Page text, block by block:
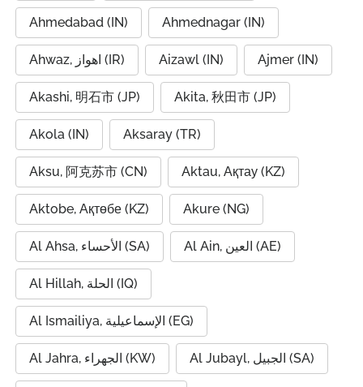
Ahmedabad (IN) Ahmednagar (IN)
Ahwaz, اهواز (IR) Aizawl (IN) Ajmer (IN)
Akashi, 明石市 (JP) Akita, 秋田市 (JP)
Akola (IN) Aksaray (TR)
Aksu, 阿克苏市 (CN) Aktau, Ақтау (KZ)
Aktobe, Ақтөбе (KZ) Akure (NG)
Al Ahsa, الأحساء (SA) Al Ain, العين (AE)
Al Hillah, الحلة (IQ)
Al Ismailiya, الإسماعيلية (EG)
Al Jahra, الجهراء (KW) Al Jubayl, الجبيل (SA)